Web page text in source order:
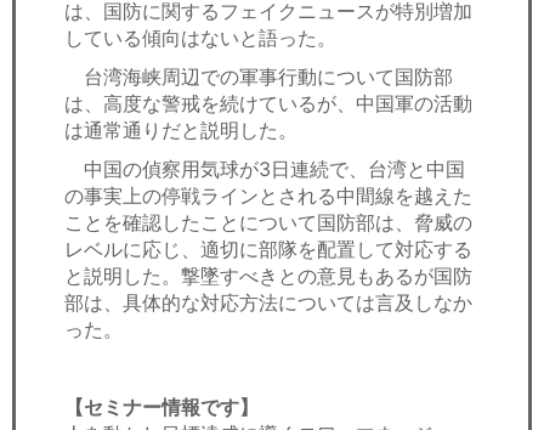
は、国防に関するフェイクニュースが特別増加
している傾向はないと語った。
台湾海峡周辺での軍事行動について国防部
は、高度な警戒を続けているが、中国軍の活動
は通常通りだと説明した。
中国の偵察用気球が3日連続で、台湾と中国
の事実上の停戦ラインとされる中間線を越えた
ことを確認したことについて国防部は、脅威の
レベルに応じ、適切に部隊を配置して対応する
と説明した。撃墜すべきとの意見もあるが国防
部は、具体的な対応方法については言及しなか
った。
【セミナー情報です】